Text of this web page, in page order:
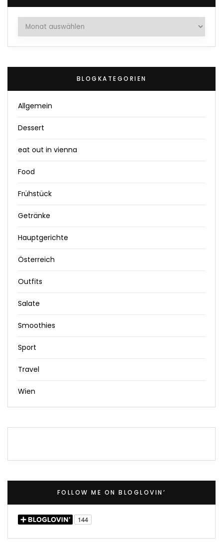
Archiv
BLOGKATEGORIEN
Allgemein
Dessert
eat out in vienna
Food
Frühstück
Getränke
Hauptgerichte
Österreich
Outfits
Salate
Smoothies
Sport
Travel
Wien
FOLLOW ME ON BLOGLOVIN’